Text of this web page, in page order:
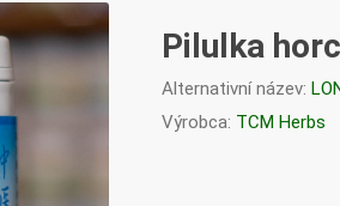
India
Pilulka
Alternativní název:
Výrobca: TCM Herbs